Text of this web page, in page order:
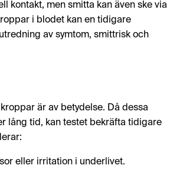
kontakt, men smitta kan även ske via
i blodet kan en tidigare
av symtom, smittrisk och
är av betydelse. Då dessa
lång tid, kan testet bekräfta tidigare
eller irritation i underlivet.